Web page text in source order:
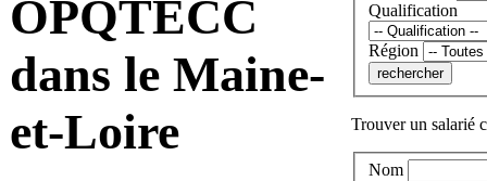
OPQTECC
dans le Maine-
et-Loire
Qualification
Région
Trouver un salarié
Nom